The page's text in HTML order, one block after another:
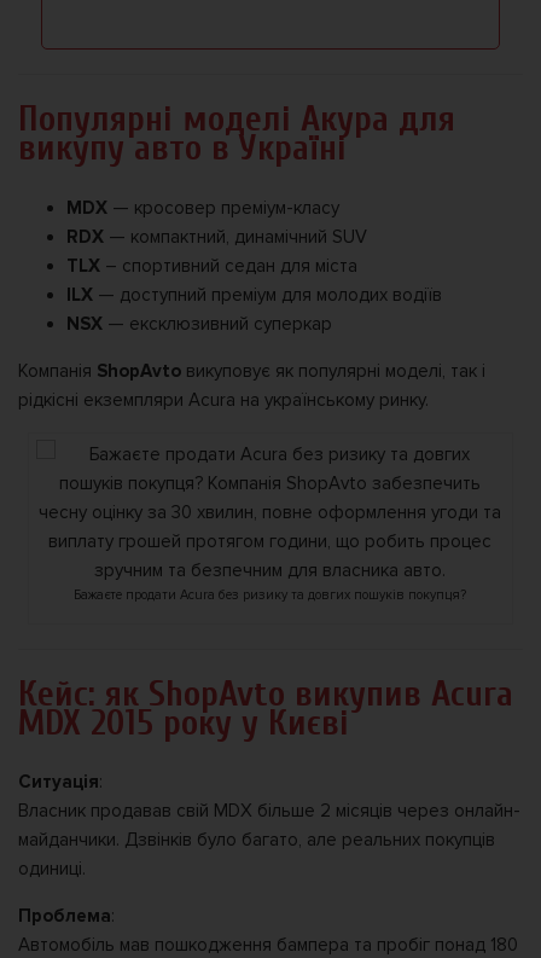
Популярні моделі Акура для
викупу авто в Україні
MDX — кросовер преміум-класу
RDX — компактний, динамічний SUV
TLX – спортивний седан для міста
ILX — доступний преміум для молодих водіїв
NSX — ексклюзивний суперкар
Компанія ShopAvto викуповує як популярні моделі, так і
рідкісні екземпляри Acura на українському ринку.
Бажаєте продати Acura без ризику та довгих пошуків покупця?
Кейс: як ShopAvto викупив Acura
MDX 2015 року у Києві ️
Ситуація:
Власник продавав свій MDX більше 2 місяців через онлайн-
майданчики. Дзвінків було багато, але реальних покупців
одиниці.
Проблема:
Автомобіль мав пошкодження бампера та пробіг понад 180